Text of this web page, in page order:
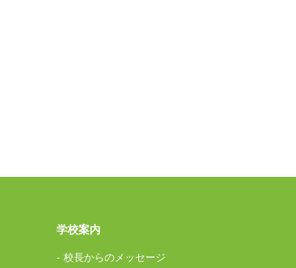
学校案内
校長からのメッセージ